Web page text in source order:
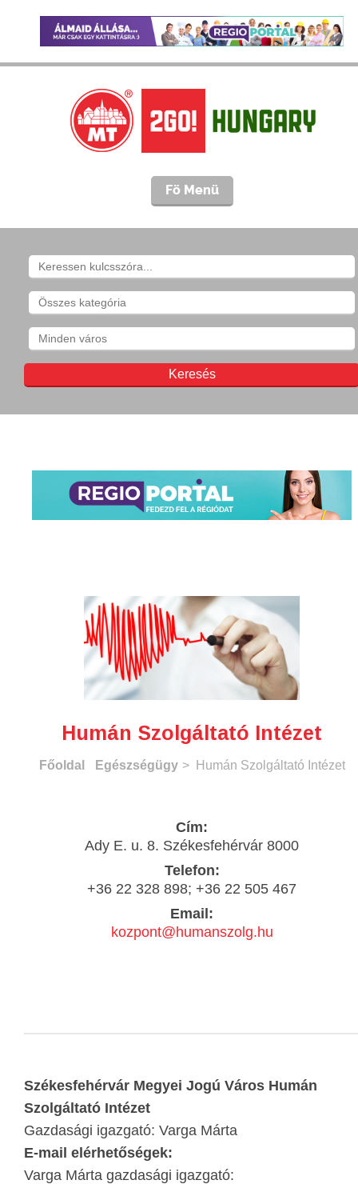
Fö Menü
Humán Szolgáltató Intézet
Főoldal Egészségügy > Humán Szolgáltató Intézet
Cím:
Ady E. u. 8. Székesfehérvár 8000
Telefon:
+36 22 328 898; +36 22 505 467
Email:
kozpont@humanszolg.hu
Székesfehérvár Megyei Jogú Város Humán
Szolgáltató Intézet
Gazdasági igazgató: Varga Márta
E-mail elérhetőségek:
Varga Márta gazdasági igazgató: